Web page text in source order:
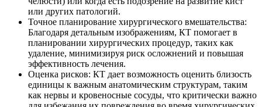
или других патологий.
Точное планирование хирургического вмешательства:
Благодаря детальным изображениям, КТ помогает в
планировании хирургических процедур, таких как
удаление, минимизируя риск осложнений и повышая
эффективность лечения.
Оценка рисков: КТ дает возможность оценить близость
единицы к важным анатомическим структурам, таким
как нервы и кровеносные сосуды, что критически важно